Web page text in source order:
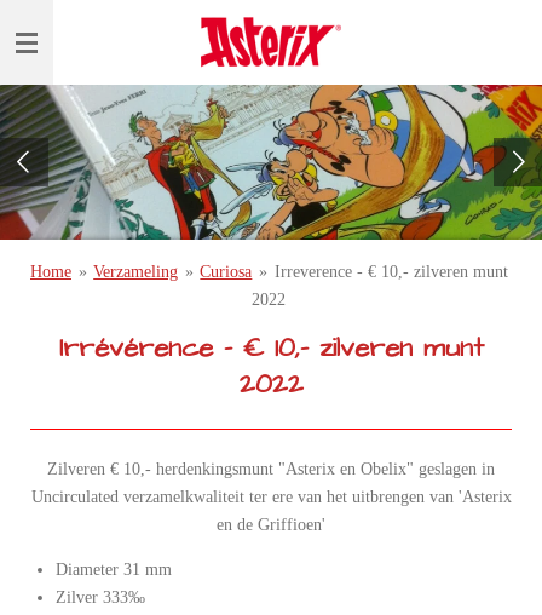
direct
de
hoofdinhoud
Home » Verzameling » Curiosa » Irreverence - € 10,- zilveren munt
2022
Irrévérence - € 10,- zilveren munt
2022
Zilveren € 10,- herdenkingsmunt "Asterix en Obelix" geslagen in
Uncirculated verzamelkwaliteit ter ere van het uitbrengen van 'Asterix
en de Griffioen'
Diameter 31 mm
Zilver 333‰